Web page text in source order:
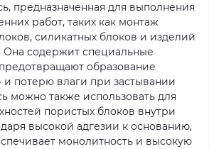
предназначенная для выполнения
работ, таких как монтаж
силикатных блоков и изделий
Она содержит специальные
образование
и потерю влаги при застывании
можно также использовать для
пористых блоков внутри
высокой адгезии к основанию,
монолитность и высокую